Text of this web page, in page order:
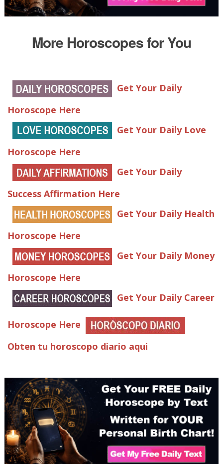
More Horoscopes for You
Get Your Daily
Horoscope Here
Get Your Daily Love
Horoscope Here
Get Your Daily
Success Affirmation Here
Get Your Daily Health
Horoscope Here
Get Your Daily Money
Horoscope Here
Get Your Daily Career
Horoscope Here
Obten tu horoscopo diario aqui